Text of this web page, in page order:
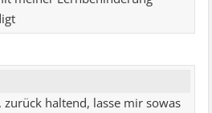
zurück haltend, lasse mir sowas